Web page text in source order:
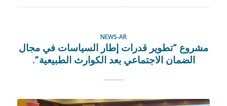
NEWS-AR
مشروع “تطوير قدرات إطار السياسات في مجال
الضمان الاجتماعي بعد الكوارث الطبيعية”.